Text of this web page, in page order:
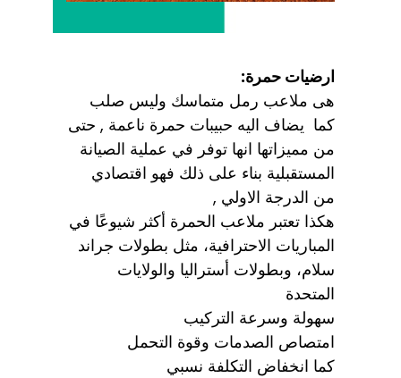
ارضيات حمرة:
هى ملاعب رمل متماسك وليس صلب
كما يضاف اليه حبيبات حمرة ناعمة , حتى
من مميزاتها انها توفر في عملية الصيانة
المستقبلية بناء على ذلك فهو اقتصادي
من الدرجة الاولي ,
هكذا تعتبر ملاعب الحمرة أكثر شيوعًا في
المباريات الاحترافية، مثل بطولات جراند
سلام، وبطولات أستراليا والولايات
المتحدة
سهولة وسرعة التركيب
امتصاص الصدمات وقوة التحمل
كما انخفاض التكلفة نسبي